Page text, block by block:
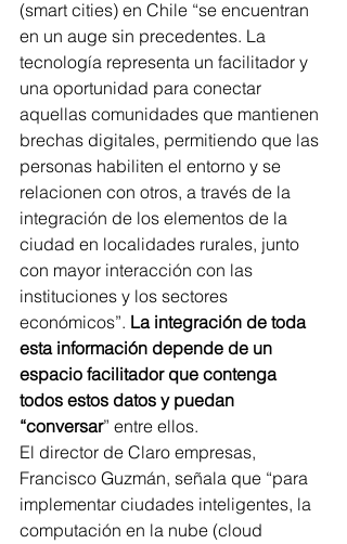
(smart cities) en Chile “se encuentran
en un auge sin precedentes. La
tecnología representa un facilitador y
una oportunidad para conectar
aquellas comunidades que mantienen
brechas digitales, permitiendo que las
personas habiliten el entorno y se
relacionen con otros, a través de la
integración de los elementos de la
ciudad en localidades rurales, junto
con mayor interacción con las
instituciones y los sectores
económicos”. La integración de toda
esta información depende de un
espacio facilitador que contenga
todos estos datos y puedan
“conversar” entre ellos.
El director de Claro empresas,
Francisco Guzmán, señala que “para
implementar ciudades inteligentes, la
computación en la nube (cloud